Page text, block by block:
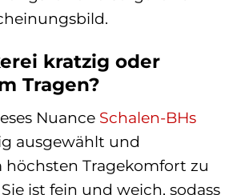
kratzig oder
Tragen?
Nuance Schalen-BHs
ausgewählt und
höchsten Tragekomfort zu
ist fein und weich, sodass